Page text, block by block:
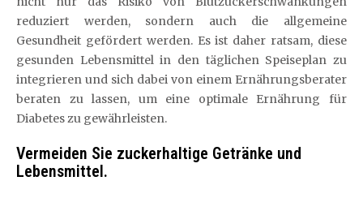
reduziert werden, sondern auch die allgemeine
Gesundheit gefördert werden. Es ist daher ratsam, diese
gesunden Lebensmittel in den täglichen Speiseplan zu
integrieren und sich dabei von einem Ernährungsberater
beraten zu lassen, um eine optimale Ernährung für
Diabetes zu gewährleisten.
Vermeiden Sie zuckerhaltige Getränke und
Lebensmittel.